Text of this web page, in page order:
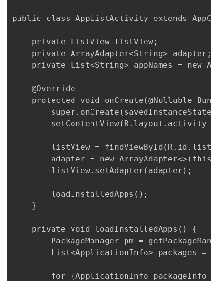
public class AppListActivity extends
    private ListView listView;
    private ArrayAdapter<String> adapter;
private List<String> appNames = new
    @Override
protected void onCreate(@Nullable
listView =
adapter = new
        listView.setAdapter(adapter);
        loadInstalledApps();
    }
    private void loadInstalledApps() {
PackageManager pm =
List<ApplicationInfo> packages =
for (ApplicationInfo packageInfo